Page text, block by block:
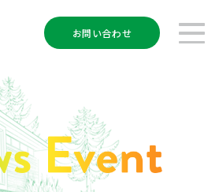
お問い合わせ